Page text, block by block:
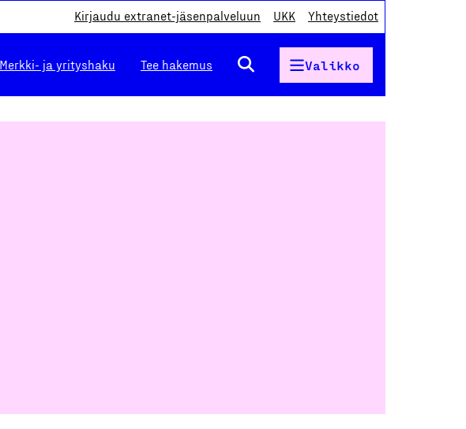
Kirjaudu extranet-jäsenpalveluun UKK Yhteystiedot
Merkki- ja yrityshaku Tee hakemus Valikko